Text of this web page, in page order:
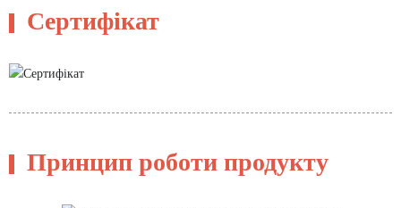
Сертифікат
Принцип роботи продукту